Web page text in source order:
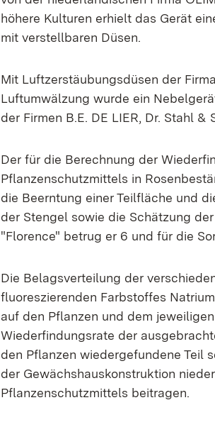
höhere Kulturen erhielt das Gerät
mit verstellbaren Düsen.
Mit Luftzerstäubungsdüsen der
Luftumwälzung wurde ein
der Firmen B.E. DE LIER, Dr. Stahl
Der für die Berechnung der
Pflanzenschutzmittels in
die Beerntung einer Teilfläche und
der Stengel sowie die Schätzung
"Florence" betrug er 6 und für die
Die Belagsverteilung der
fluoreszierenden Farbstoffes
auf den Pflanzen und dem
Wiederfindungsrate der
den Pflanzen wiedergefundene Teil
der Gewächshauskonstruktion
Pflanzenschutzmittels beitragen.